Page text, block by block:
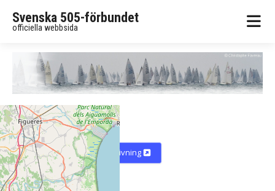
Svenska 505-förbundet
officiella webbsida
L'Estartit
Karta Vägbeskrivning